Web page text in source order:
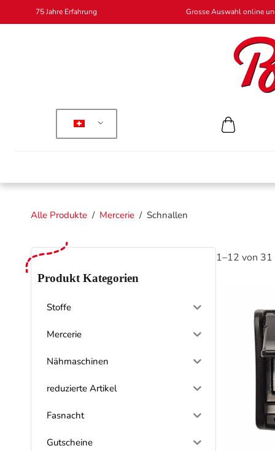
75 Jahre Erfahrung Grosse Auswahl online
Alle Produkte / Mercerie / Schnallen
Produkt Kategorien
Stoffe
Mercerie
Nähmaschinen
reduzierte Artikel
Fasnacht
Gutscheine
1–12 von